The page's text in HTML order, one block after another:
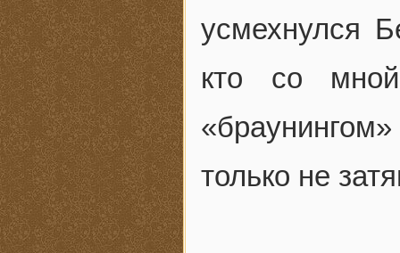
усмехнулся
кто со
только не